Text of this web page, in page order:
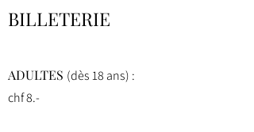
BILLETERIE
ADULTES (dès 18 ans) :
chf 8.-